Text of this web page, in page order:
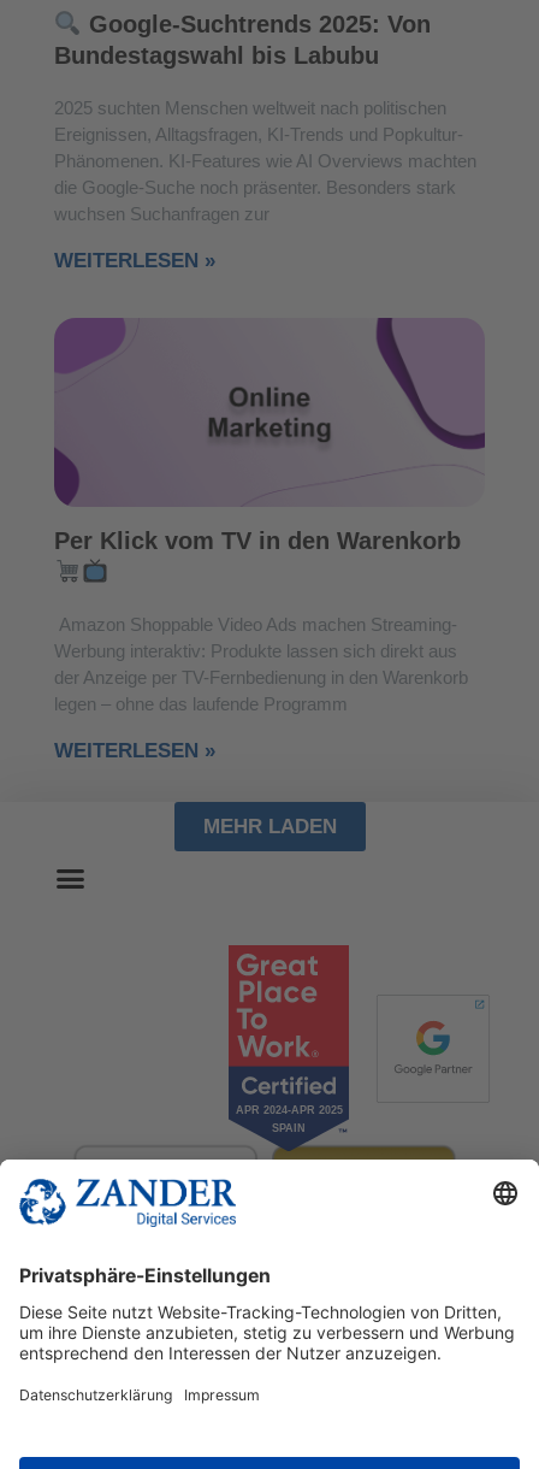
Google-Suchtrends 2025: Von
Bundestagswahl bis Labubu
2025 suchten Menschen weltweit nach politischen
Ereignissen, Alltagsfragen, KI-Trends und Popkultur-
Phänomenen. KI-Features wie AI Overviews machten
die Google-Suche noch präsenter. Besonders stark
wuchsen Suchanfragen zur
WEITERLESEN »
Per Klick vom TV in den Warenkorb
Amazon Shoppable Video Ads machen Streaming-
Werbung interaktiv: Produkte lassen sich direkt aus
der Anzeige per TV-Fernbedienung in den Warenkorb
legen – ohne das laufende Programm
WEITERLESEN »
MEHR LADEN
© 2025 Zander Digital Services Deutschland GmbH